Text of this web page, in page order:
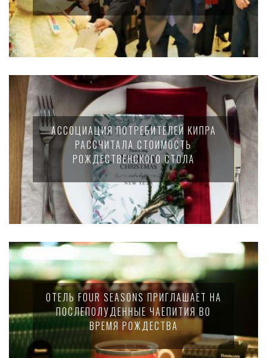
АССОЦИАЦИЯ ПОТРЕБИТЕЛЕЙ КИПРА
РАССЧИТАЛА СТОИМОСТЬ
РОЖДЕСТВЕНСКОГО СТОЛА
ОТЕЛЬ FOUR SEASONS ПРИГЛАШАЕТ НА
ПОСЛЕПОЛУДЕННЫЕ ЧАЕПИТИЯ ВО
ВРЕМЯ РОЖДЕСТВА